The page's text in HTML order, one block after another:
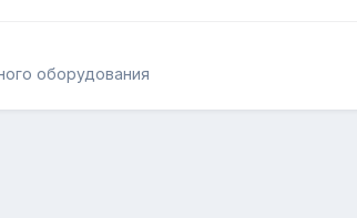
оборудования